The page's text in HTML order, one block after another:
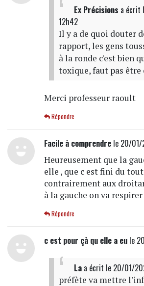
Ex Précisions a écrit
12h42
Il y a de quoi douter
rapport, les gens
à la ronde c'est bien
toxique, faut pas être
Merci professeur raoult
Répondre
Facile à comprendrele 20/01/
Heureusement que la
elle , que c est fini du
contrairement aux
à la gauche on va
Répondre
c est pour çà qu elle a eule
Laa écrit le 20/01/
préfète va mettre